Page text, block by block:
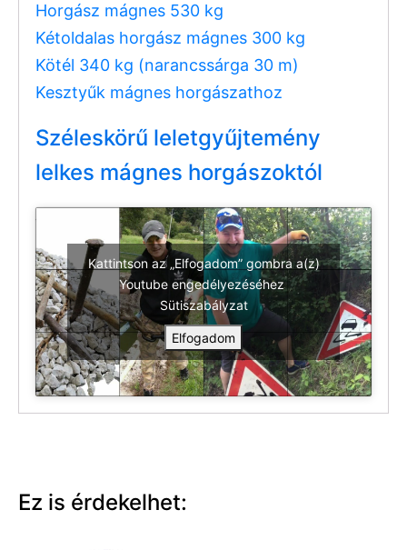
Horgász mágnes 530 kg
Kétoldalas horgász mágnes 300 kg
Kötél 340 kg (narancssárga 30 m)
Kesztyűk mágnes horgászathoz
Széleskörű leletgyűjtemény
lelkes mágnes horgászoktól
Kattintson az „Elfogadom” gombra a(z)
Youtube engedélyezéséhez
Sütiszabályzat
Elfogadom
Ez is érdekelhet: